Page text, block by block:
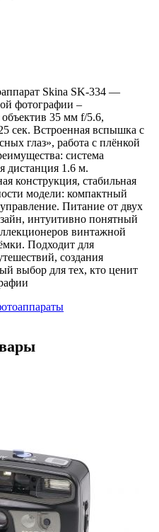
Skina SK-334 —
фотографии –
35 мм f/5.6,
сек. Встроенная вспышка с
глаз», работа с плёнкой
система
дистанция 1.6 м.
конструкция, стабильная
модели: компактный
Питание от двух
интуитивно понятный
винтажной
Подходит для
создания
выбор для тех, кто ценит